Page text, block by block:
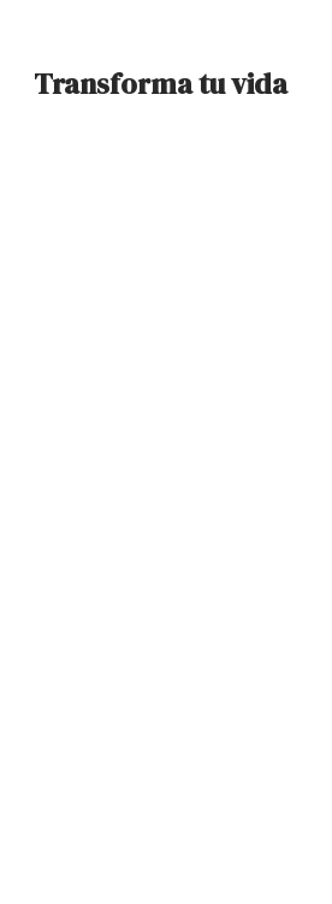
Transforma tu vida